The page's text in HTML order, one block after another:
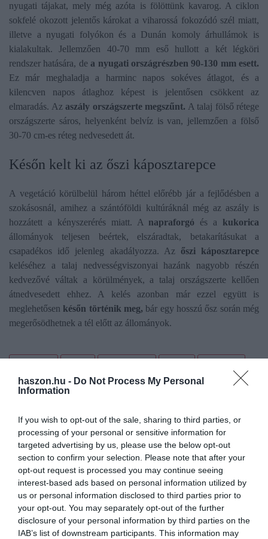
haszon.hu - Do Not Process My Personal
Information
If you wish to opt-out of the sale, sharing to third parties, or
processing of your personal or sensitive information for
targeted advertising by us, please use the below opt-out
section to confirm your selection. Please note that after your
opt-out request is processed you may continue seeing
interest-based ads based on personal information utilized by
us or personal information disclosed to third parties prior to
your opt-out. You may separately opt-out of the further
disclosure of your personal information by third parties on the
IAB’s list of downstream participants. This information may
nyugati tájakat, mely még azóta is fölöttünk kavarog. A ciklon
sokfelé okozott jelentős károkat a viharossá fokozódó szél miatt,
illetve a nyugati folyókon és a Dunán komoly árhullámok is
kialakultak. Jellemzően 40-70 mm eső hullott a két légköri
rendszer hatására, de a nyugati országrészben 90-130 mm esett.
Ez már meghaladja a harminc napos sokéves átlagot, és a
kilencven napos átlaghoz képest is jelentősen csökkent az
elmaradás. Az aszály országszerte megszűnt. A talaj fölső rétege
országszerte sáros, helyenként belvíz is van, jellemzően a fölső
30-70 cm-es réteg nedvesedett át.
Későn kelt ki az őszi káposztarepce
A vegetáció körülbelül három héttel előrébb jár a fejlődésben a
szokásosnál, amihez a szántóföldi kultúráknál még az aszály is
hozzátett a kényszerérés miatt. A napraforgó és a kukorica
állományok teljesen beértek, elszáradtak, betakarításukat a
csapadékos idő jelenleg akadályozza. Az őszi káposztarepce
keléséhez a talaj nedvességviszonyai hazánk nagyobb részén
kedvezővé váltak a körülmények, a talaj országszerte kellően
átnedvesedett ehhez. A kelés azonban már ezzel együtt is
meglehetősen későn történik meg, bár egy hosszú ősz során még
megerősödhetnek a tél előtt az állományok.
napraforgó